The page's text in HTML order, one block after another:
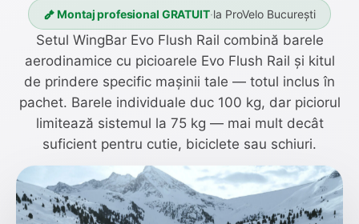
Montaj profesional GRATUIT·la ProVelo București
Setul WingBar Evo Flush Rail combină barele
aerodinamice cu picioarele Evo Flush Rail și kitul
de prindere specific mașinii tale — totul inclus în
pachet. Barele individuale duc 100 kg, dar piciorul
limitează sistemul la 75 kg — mai mult decât
suficient pentru cutie, biciclete sau schiuri.